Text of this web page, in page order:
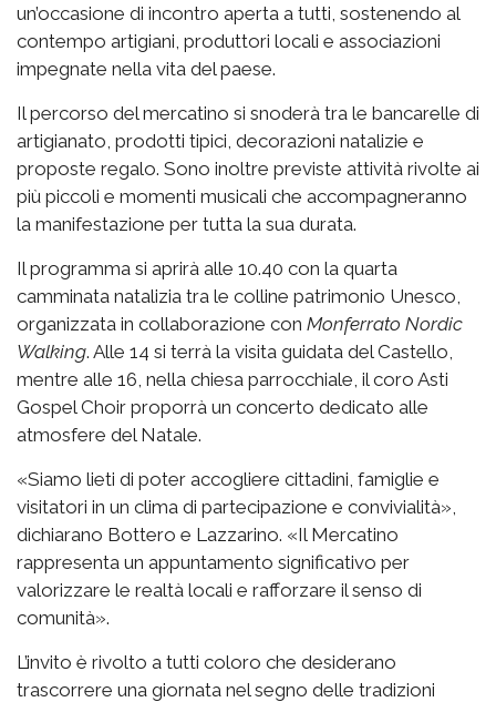
un’occasione di incontro aperta a tutti, sostenendo al
contempo artigiani, produttori locali e associazioni
impegnate nella vita del paese.
Il percorso del mercatino si snoderà tra le bancarelle di
artigianato, prodotti tipici, decorazioni natalizie e
proposte regalo. Sono inoltre previste attività rivolte ai
più piccoli e momenti musicali che accompagneranno
la manifestazione per tutta la sua durata.
Il programma si aprirà alle 10.40 con la quarta
camminata natalizia tra le colline patrimonio Unesco,
organizzata in collaborazione con Monferrato Nordic
Walking. Alle 14 si terrà la visita guidata del Castello,
mentre alle 16, nella chiesa parrocchiale, il coro Asti
Gospel Choir proporrà un concerto dedicato alle
atmosfere del Natale.
«Siamo lieti di poter accogliere cittadini, famiglie e
visitatori in un clima di partecipazione e convivialità»,
dichiarano Bottero e Lazzarino. «Il Mercatino
rappresenta un appuntamento significativo per
valorizzare le realtà locali e rafforzare il senso di
comunità».
L’invito è rivolto a tutti coloro che desiderano
trascorrere una giornata nel segno delle tradizioni